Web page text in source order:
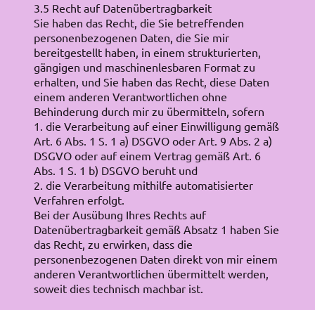
3.5 Recht auf Datenübertragbarkeit
Sie haben das Recht, die Sie betreffenden
personenbezogenen Daten, die Sie mir
bereitgestellt haben, in einem strukturierten,
gängigen und maschinenlesbaren Format zu
erhalten, und Sie haben das Recht, diese Daten
einem anderen Verantwortlichen ohne
Behinderung durch mir zu übermitteln, sofern
1. die Verarbeitung auf einer Einwilligung gemäß
Art. 6 Abs. 1 S. 1 a) DSGVO oder Art. 9 Abs. 2 a)
DSGVO oder auf einem Vertrag gemäß Art. 6
Abs. 1 S. 1 b) DSGVO beruht und
2. die Verarbeitung mithilfe automatisierter
Verfahren erfolgt.
Bei der Ausübung Ihres Rechts auf
Datenübertragbarkeit gemäß Absatz 1 haben Sie
das Recht, zu erwirken, dass die
personenbezogenen Daten direkt von mir einem
anderen Verantwortlichen übermittelt werden,
soweit dies technisch machbar ist.